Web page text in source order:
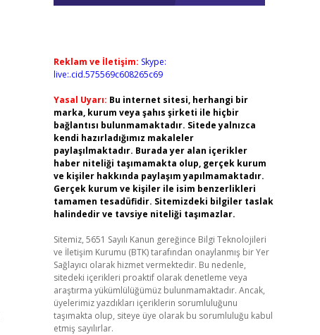
Reklam ve İletişim: Skype:
live:.cid.575569c608265c69
Yasal Uyarı: Bu internet sitesi, herhangi bir
marka, kurum veya şahıs şirketi ile hiçbir
bağlantısı bulunmamaktadır. Sitede yalnızca
kendi hazırladığımız makaleler
paylaşılmaktadır. Burada yer alan içerikler
haber niteliği taşımamakta olup, gerçek kurum
ve kişiler hakkında paylaşım yapılmamaktadır.
Gerçek kurum ve kişiler ile isim benzerlikleri
tamamen tesadüfidir. Sitemizdeki bilgiler taslak
halindedir ve tavsiye niteliği taşımazlar.
Sitemiz, 5651 Sayılı Kanun gereğince Bilgi Teknolojileri
ve İletişim Kurumu (BTK) tarafından onaylanmış bir Yer
Sağlayıcı olarak hizmet vermektedir. Bu nedenle,
sitedeki içerikleri proaktif olarak denetleme veya
araştırma yükümlülüğümüz bulunmamaktadır. Ancak,
üyelerimiz yazdıkları içeriklerin sorumluluğunu
taşımakta olup, siteye üye olarak bu sorumluluğu kabul
etmiş sayılırlar.